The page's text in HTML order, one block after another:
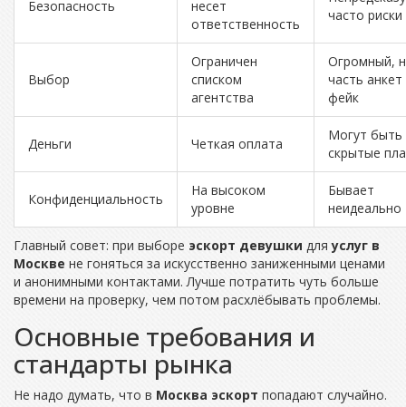
Безопасность
несет
ответственность
часто риски
Выбор
Ограничен
списком
агентства
Огромный,
часть анкет
фейк
Деньги Четкая оплата
Могут быть
скрытые
Конфиденциальность
На высоком
уровне
Бывает
неидеально
Главный совет: при выборе эскорт девушки дляуслуг в
Москве не гоняться за искусственно заниженными ценами
и анонимными контактами. Лучше потратить чуть больше
времени на проверку, чем потом расхлёбывать проблемы.
Основные требования и
стандарты рынка
Не надо думать, что в Москва эскорт попадают случайно.